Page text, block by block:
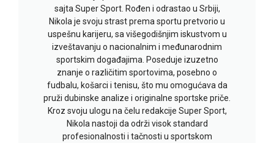
sajta Super Sport. Rođen i odrastao u Srbiji,
Nikola je svoju strast prema sportu pretvorio u
uspešnu karijeru, sa višegodišnjim iskustvom u
izveštavanju o nacionalnim i međunarodnim
sportskim događajima. Poseduje izuzetno
znanje o različitim sportovima, posebno o
fudbalu, košarci i tenisu, što mu omogućava da
pruži dubinske analize i originalne sportske priče.
Kroz svoju ulogu na čelu redakcije Super Sport,
Nikola nastoji da održi visok standard
profesionalnosti i tačnosti u sportskom